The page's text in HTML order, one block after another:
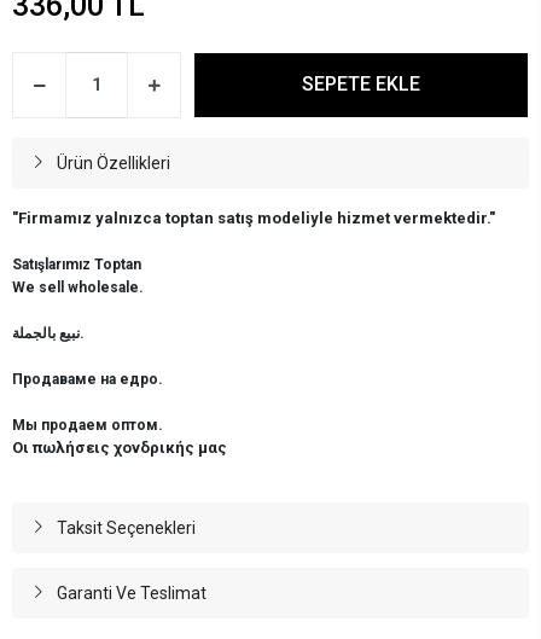
SEPETE EKLE
Ürün Özellikleri
"Firmamız yalnızca toptan satış modeliyle hizmet vermektedir."
Satışlarımız Toptan
We sell wholesale.
نبيع بالجملة.
Продаваме на едро.
Мы продаем оптом.
Οι πωλήσεις χονδρικής μας
Taksit Seçenekleri
Garanti Ve Teslimat